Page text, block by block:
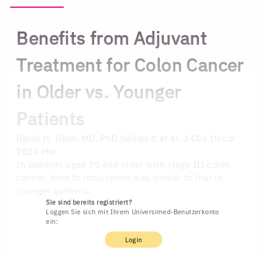
Benefits from Adjuvant
Treatment for Colon Cancer
in Older vs. Younger
Patients
Sie sind bereits registriert?
Loggen Sie sich mit Ihrem Universimed-Benutzerkonto
ein:
Login